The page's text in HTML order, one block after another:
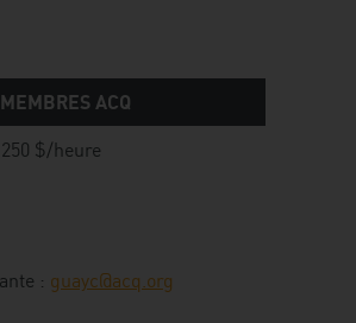
ACQ
250 $/heure
: guayc@acq.org